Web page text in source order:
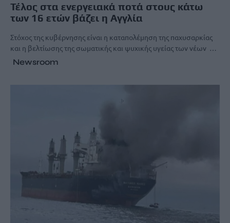
Τέλος στα ενεργειακά ποτά στους κάτω
των 16 ετών βάζει η Αγγλία
Στόχος της κυβέρνησης είναι η καταπολέμηση της παχυσαρκίας
και η βελτίωσης της σωματικής και ψυχικής υγείας των νέων …
Newsroom